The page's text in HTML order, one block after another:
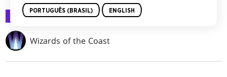
Galeria de imagens de cards 2 nov 2022
Wizards of the Coast
PORTUGUÊS (BRASIL) ENGLISH